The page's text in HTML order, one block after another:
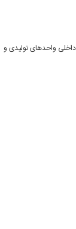
داخلی واحدهای تولیدی و